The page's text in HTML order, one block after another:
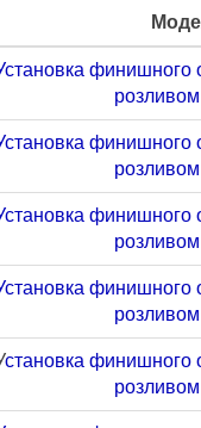
финишного
финишного
финишного
финишного
становка финишного